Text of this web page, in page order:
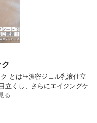
とは↳濃密ジェル乳液仕立
立くし、さらにエイジングケ
る